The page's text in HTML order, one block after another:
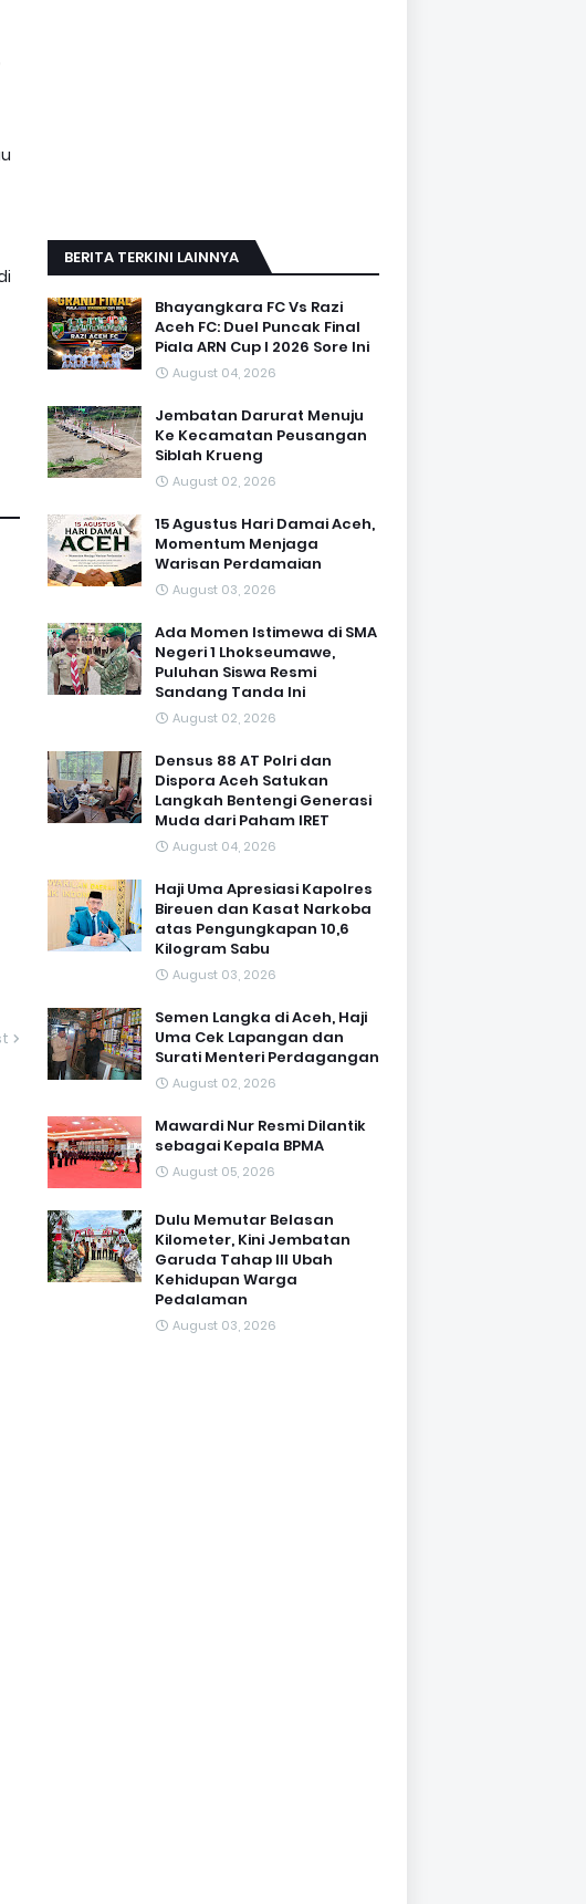
BERITA TERKINI LAINNYA
Bhayangkara FC Vs Razi
Aceh FC: Duel Puncak Final
Piala ARN Cup I 2026 Sore Ini
August 04, 2026
Jembatan Darurat Menuju
Ke Kecamatan Peusangan
Siblah Krueng
August 02, 2026
15 Agustus Hari Damai Aceh,
Momentum Menjaga
Warisan Perdamaian
August 03, 2026
Ada Momen Istimewa di SMA
Negeri 1 Lhokseumawe,
Puluhan Siswa Resmi
Sandang Tanda Ini
August 02, 2026
Densus 88 AT Polri dan
Dispora Aceh Satukan
Langkah Bentengi Generasi
Muda dari Paham IRET
August 04, 2026
Haji Uma Apresiasi Kapolres
Bireuen dan Kasat Narkoba
atas Pengungkapan 10,6
Kilogram Sabu
August 03, 2026
Semen Langka di Aceh, Haji
Uma Cek Lapangan dan
Surati Menteri Perdagangan
August 02, 2026
Mawardi Nur Resmi Dilantik
sebagai Kepala BPMA
August 05, 2026
Dulu Memutar Belasan
Kilometer, Kini Jembatan
Garuda Tahap III Ubah
Kehidupan Warga
Pedalaman ‎
August 03, 2026